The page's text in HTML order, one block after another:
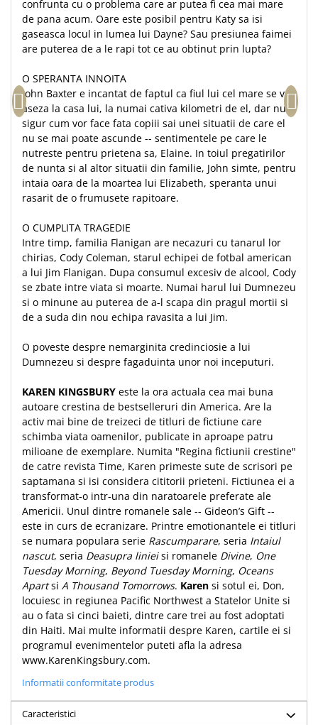
Teologie
A doua venire
Apologetica
Dogmatica
Istoria Bisericii
Misiune
Viata crestina
Contemporaneitate
Devotional
Diverse
Schimbarea caracterului
Slujire
Suferinta
Viata din belsug
Viata de zi cu zi
Despre afaceri
Dezvoltare personala
Leadership
Sanatate / nutritie
confrunta cu o problema care ar putea fi cea mai mare
de pana acum. Oare este posibil pentru Katy sa isi
gaseasca locul in lumea lui Dayne? Sau presiunea faimei
are puterea de a le rapi tot ce au obtinut prin lupta?
O SPERANTA INNOITA
John Baxter e incantat de faptul ca fiul lui cel mare se va
aseza la casa lui, la numai cativa kilometri de el, dar nu e
sigur cum vor face fata copiii sai unei situatii de care el
nu se mai poate ascunde -- sentimentele pe care le
nutreste pentru prietena sa, Elaine. In toiul pregatirilor
de nunta si al altor situatii din familie, John simte, pentru
intaia oara de la moartea lui Elizabeth, speranta unui
rasarit de o frumusete rapitoare.
O CUMPLITA TRAGEDIE
Intre timp, familia Flanigan are necazuri cu tanarul lor
chirias, Cody Coleman, starul echipei de fotbal american
a lui Jim Flanigan. Dupa consumul excesiv de alcool, Cody
se zbate intre viata si moarte. Numai harul lui Dumnezeu
si o minune au puterea de a-l scapa din pragul mortii si
de a suda din nou echipa ravasita a lui Jim.
O poveste despre nemarginita credinciosie a lui
Dumnezeu si despre fagaduinta unor noi inceputuri.
KAREN KINGSBURY este la ora actuala cea mai buna
autoare crestina de bestselleruri din America. Are la
activ mai bine de treizeci de titluri de fictiune care
schimba viata oamenilor, publicate in aproape patru
milioane de exemplare. Numita "Regina fictiunii crestine"
de catre revista Time, Karen primeste sute de scrisori pe
saptamana si isi considera cititorii prieteni. Fictiunea ei a
transformat-o intr-una din naratoarele preferate ale
Americii. Unul dintre romanele sale -- Gideon’s Gift --
este in curs de ecranizare. Printre emotionantele ei titluri
se numara populara serie Rascumparare, seria Intaiul
nascut, seria Deasupra linieisi romanele Divine, One
Tuesday Morning, Beyond Tuesday Morning, Oceans
Apartsi A Thousand Tomorrows. Karen si sotul ei, Don,
locuiesc in regiunea Pacific Northwest a Statelor Unite si
au o fata si cinci baieti, dintre care trei au fost adoptati
din Haiti. Mai multe informatii despre Karen, cartile ei si
programul evenimentelor puteti afla la adresa
www.KarenKingsbury.com.
Informatii conformitate produs
Caracteristici